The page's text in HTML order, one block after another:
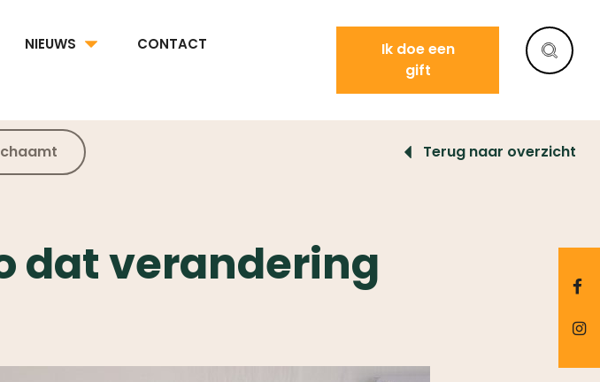
NIEUWS
CONTACT
Ik doe een
gift
Terug naar overzicht
dat verandering